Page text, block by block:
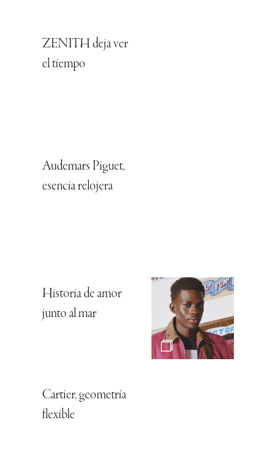
ZENITH deja ver
el tiempo
Audemars Piguet,
esencia relojera
Historia de amor
junto al mar
Cartier, geometría
flexible